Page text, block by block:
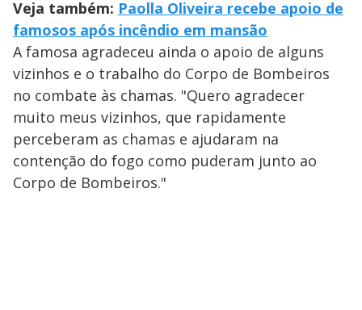
Veja também: Paolla Oliveira recebe apoio de
famosos após incêndio em mansão
A famosa agradeceu ainda o apoio de alguns
vizinhos e o trabalho do Corpo de Bombeiros
no combate às chamas. "Quero agradecer
muito meus vizinhos, que rapidamente
perceberam as chamas e ajudaram na
contenção do fogo como puderam junto ao
Corpo de Bombeiros."